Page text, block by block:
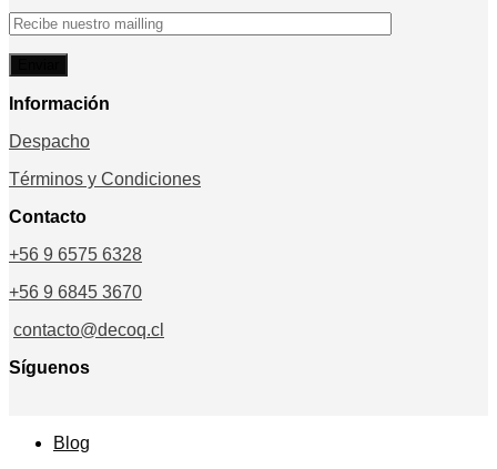
Información
Despacho
Términos y Condiciones
Contacto
+56 9 6575 6328
+56 9 6845 3670
contacto@decoq.cl
Síguenos
Blog